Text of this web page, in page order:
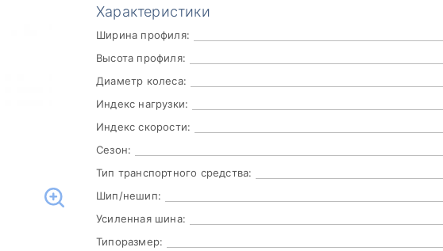
Характеристики
Ширина профиля:
Высота профиля:
Диаметр колеса:
Индекс нагрузки:
Индекс скорости:
Сезон:
Тип транспортного средства:
Шип/нешип:
Усиленная шина:
Типоразмер: